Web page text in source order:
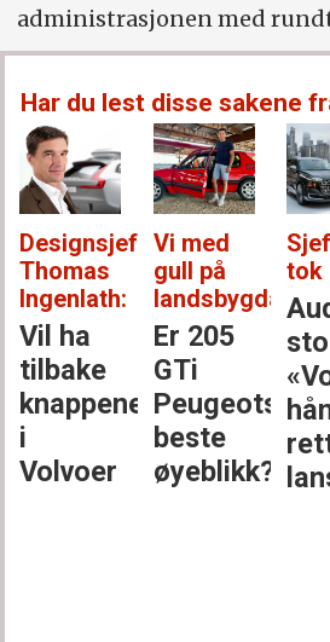
administrasjonen med
Har du lest disse sakene
Designsjef
Thomas
Ingenlath:
Vil ha
tilbake
knappene
i
Volvoer
Vi med
gull på
landsbygda:
Er 205
GTi
Peugeots
beste
øyeblikk?
tok